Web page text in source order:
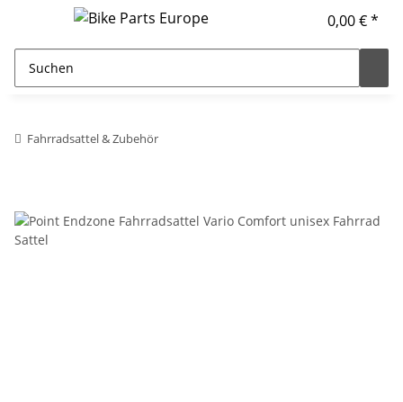
0,00 € *
Fahrradsattel & Zubehör